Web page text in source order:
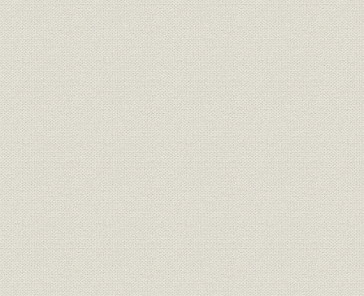
技術
「モートルの明電」から「パワ
ートロニクスの明電」へ 1972●
昭和47年→平成元年●1989
昭和51年
(1989年)